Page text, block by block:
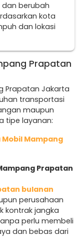
berubah
kota
dan lokasi
Prapatan
Prapatan Jakarta
transportasi
maupun
tipe layanan:
Mobil Mampang
Prapatan
bulanan
perusahaan
kontrak jangka
perlu membeli
dan bebas dari